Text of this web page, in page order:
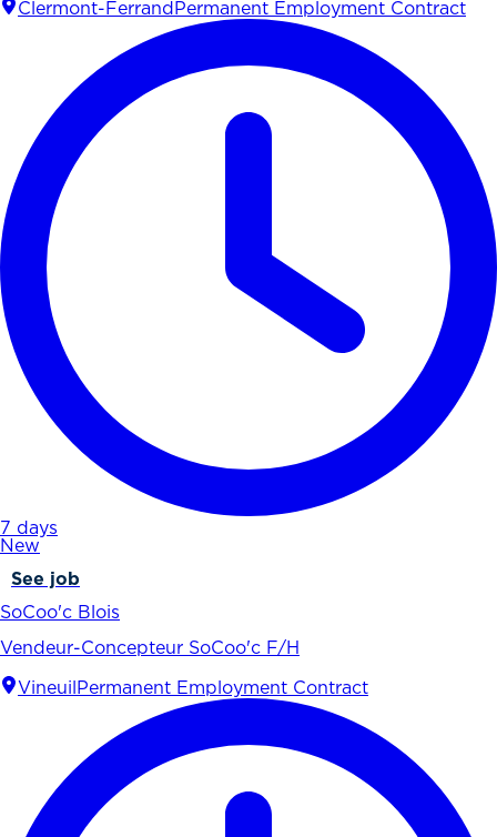
Clermont-Ferrand Permanent Employment Contract
7 days
New
See job
SoCoo'c Blois
Vendeur-Concepteur SoCoo'c F/H
Vineuil Permanent Employment Contract